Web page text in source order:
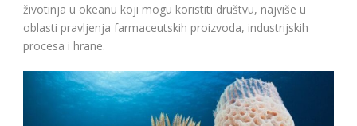
životinja u okeanu koji mogu koristiti društvu, najviše u
oblasti pravljenja farmaceutskih proizvoda, industrijskih
procesa i hrane.